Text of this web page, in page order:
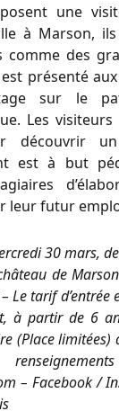
une
à Marson,
comme des
présenté
sur le
Les
découvrir
est à but
leur futur
30 mars,
de
Le tarif d’entrée
à partir de 6
(Place limitées)
– Facebook /